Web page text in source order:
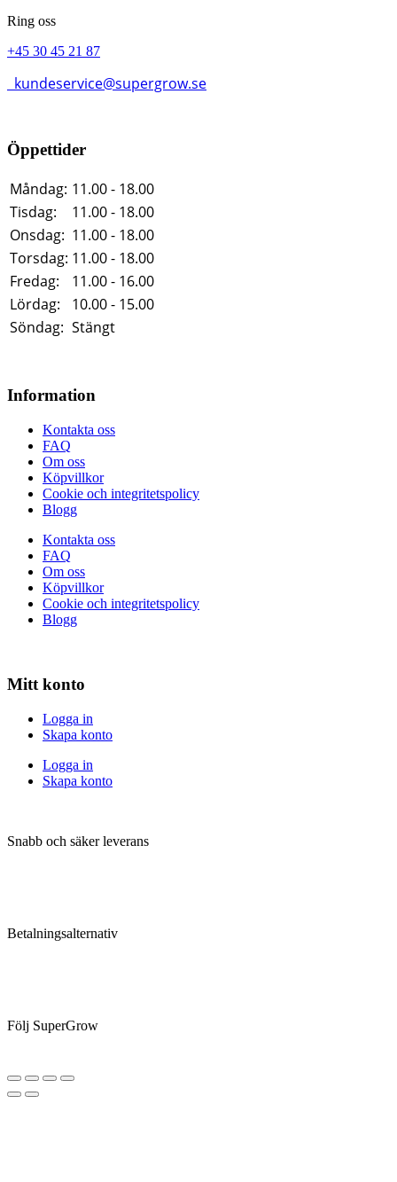
Ring oss
+45 30 45 21 87
kundeservice@supergrow.se
Öppettider
Måndag: 11.00 - 18.00
Tisdag:
11.00 - 18.00
Onsdag: 11.00 - 18.00
Torsdag: 11.00 - 18.00
Fredag:
11.00 - 16.00
Lördag:
10.00 - 15.00
Söndag: Stängt
Information
Kontakta oss
FAQ
Om oss
Köpvillkor
Cookie och integritetspolicy
Blogg
Kontakta oss
FAQ
Om oss
Köpvillkor
Cookie och integritetspolicy
Blogg
Mitt konto
Logga in
Skapa konto
Logga in
Skapa konto
Snabb och säker leverans
Betalningsalternativ
Följ SuperGrow